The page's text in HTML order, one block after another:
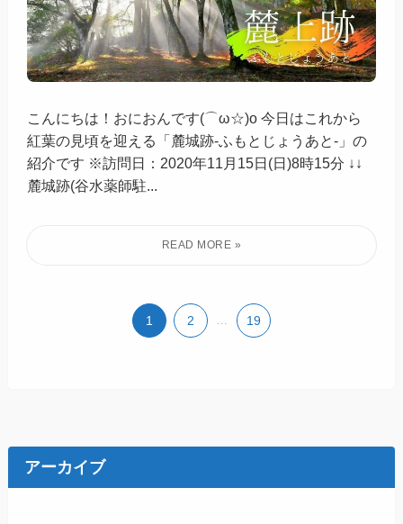
こんにちは！おにおんです(⌒ω☆)o 今日はこれから
紅葉の見頃を迎える「麓城跡-ふもとじょうあと-」の
紹介です ※訪問日：2020年11月15日(日)8時15分 ↓↓
麓城跡(谷水薬師駐...
1 2 ... 19
アーカイブ